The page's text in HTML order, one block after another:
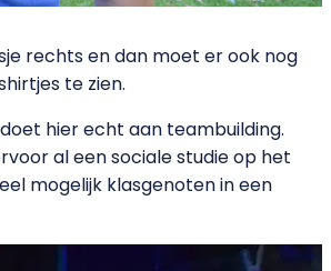
rechts en dan moet er ook nog
te zien.
hier echt aan teambuilding.
al een sociale studie op het
mogelijk klasgenoten in een